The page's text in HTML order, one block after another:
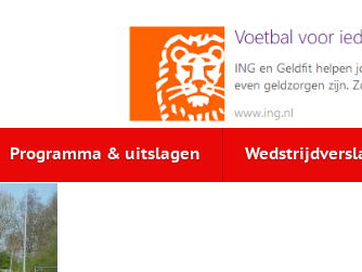
Programma & uitslagen